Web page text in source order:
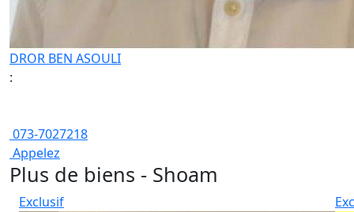
DROR BEN ASOULI
:
073-7027218
Appelez
Plus de biens - Shoam
Exclusif